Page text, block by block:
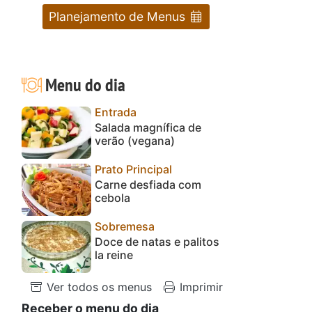
Planejamento de Menus
Menu do dia
Entrada
Salada magnífica de
verão (vegana)
Prato Principal
Carne desfiada com
cebola
Sobremesa
Doce de natas e palitos
la reine
Ver todos os menus Imprimir
Receber o menu do dia